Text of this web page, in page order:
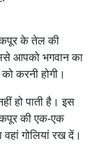
कपूर के तेल की
आपको भगवान का
करनी होगी।
हो पाती है। इस
की एक-एक
गोलियां रख दें।